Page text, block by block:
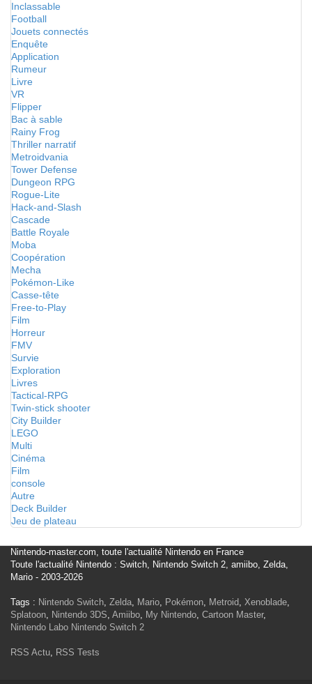
Inclassable
Football
Jouets connectés
Enquête
Application
Rumeur
Livre
VR
Flipper
Bac à sable
Rainy Frog
Thriller narratif
Metroidvania
Tower Defense
Dungeon RPG
Rogue-Lite
Hack-and-Slash
Cascade
Battle Royale
Moba
Coopération
Mecha
Pokémon-Like
Casse-tête
Free-to-Play
Film
Horreur
FMV
Survie
Exploration
Livres
Tactical-RPG
Twin-stick shooter
City Builder
LEGO
Multi
Cinéma
Film
console
Autre
Deck Builder
Jeu de plateau
Nintendo-master.com, toute l'actualité Nintendo en France
Toute l'actualité Nintendo : Switch, Nintendo Switch 2, amiibo, Zelda,
Mario - 2003-2026
Tags : Nintendo Switch, Zelda, Mario, Pokémon, Metroid, Xenoblade,
Splatoon, Nintendo 3DS, Amiibo, My Nintendo, Cartoon Master,
Nintendo Labo Nintendo Switch 2
RSS Actu, RSS Tests